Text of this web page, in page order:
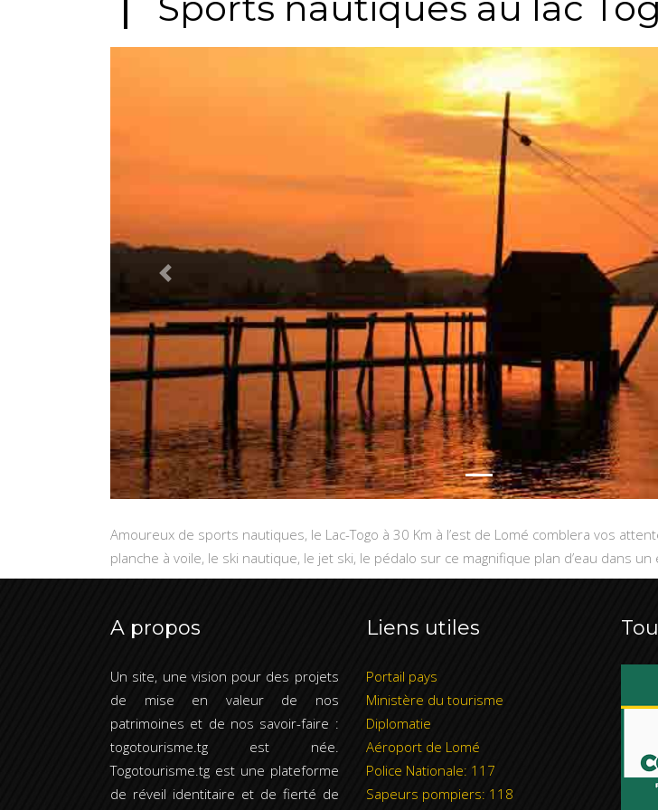
Previous
Amoureux de sports nautiques, le Lac-Togo à 30 Km à l’est de Lomé comblera vos
planche à voile, le ski nautique, le jet ski, le pédalo sur ce magnifique plan d’eau dans
A propos
Un site, une vision pour des projets
de mise en valeur de nos
patrimoines et de nos savoir-faire :
togotourisme.tg est née.
Togotourisme.tg est une plateforme
de réveil identitaire et de fierté de
Liens utiles
Portail pays
Ministère du tourisme
Diplomatie
Aéroport de Lomé
Police Nationale: 117
Sapeurs pompiers: 118